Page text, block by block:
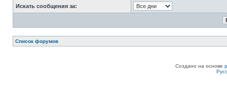
Искать сообщения за:
Список форумов
Создано на основе